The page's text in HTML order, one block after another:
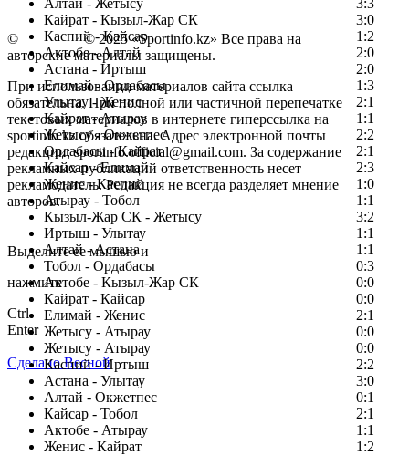
Алтай - Жетысу
3:3
Кайрат - Кызыл-Жар СК
3:0
Каспий - Кайсар
1:2
Актобе - Алтай
2:0
Астана - Иртыш
2:0
Елимай - Ордабасы
1:3
Улытау - Женис
2:1
Кайрат - Атырау
1:1
Жетысу - Окжетпес
2:2
Ордабасы - Кайрат
2:1
Кайсар - Елимай
2:3
Женис - Каспий
1:0
Атырау - Тобол
1:1
Кызыл-Жар СК - Жетысу
3:2
Иртыш - Улытау
1:1
Алтай - Астана
1:1
Тобол - Ордабасы
0:3
Актобе - Кызыл-Жар СК
0:0
Кайрат - Кайсар
0:0
Елимай - Женис
2:1
Жетысу - Атырау
0:0
Жетысу - Атырау
0:0
Каспий - Иртыш
2:2
Астана - Улытау
3:0
Алтай - Окжетпес
0:1
Кайсар - Тобол
2:1
Актобе - Атырау
1:1
Женис - Кайрат
1:2
© Copyright© 2025 «Sportinfo.kz» Все права на
авторские материалы защищены.
При использовании материалов сайта ссылка
обязательна. При полной или частичной перепечатке
текстовых материалов в интернете гиперссылка на
sportinfo.kz обязательна. Адрес электронной почты
редакции: sportinfo.official@gmail.com. За содержание
рекламных публикаций ответственность несет
рекламодатель. Редакция не всегда разделяет мнение
авторов.
Заметили ошибку в тексте?
Выделите ее мышью и
нажмите
Ctrl
Enter
Сделано Весной